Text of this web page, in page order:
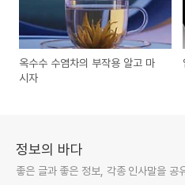
옥수수 수염차의 부작용 알고 마
시자
정보의 바다
좋은 글과 좋은 정보, 각종 인사말을 공